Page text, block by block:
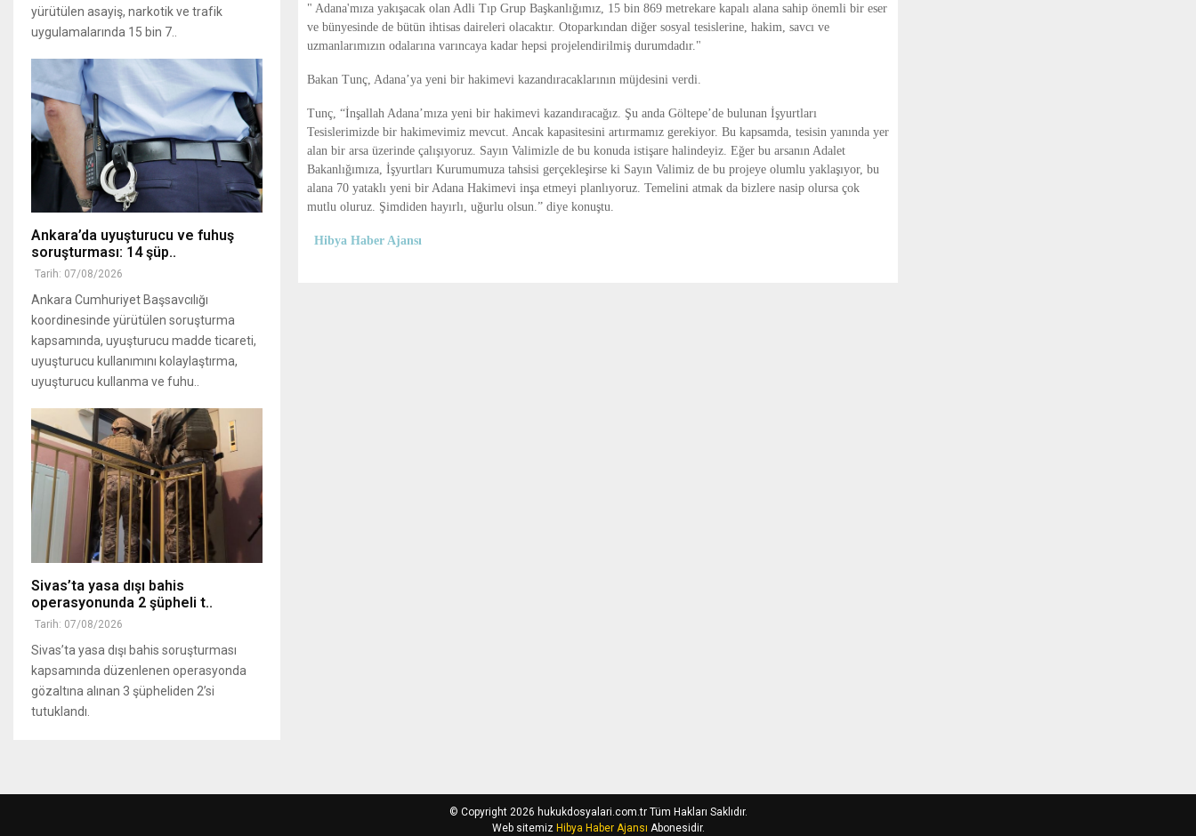
" Adana'mıza yakışacak olan Adli Tıp Grup Başkanlığımız, 15 bin 869 metrekare kapalı alana sahip önemli bir eser
ve bünyesinde de bütün ihtisas daireleri olacaktır. Otoparkından diğer sosyal tesislerine, hakim, savcı ve
uzmanlarımızın odalarına varıncaya kadar hepsi projelendirilmiş durumdadır."
Bakan Tunç, Adana’ya yeni bir hakimevi kazandıracaklarının müjdesini verdi.
Tunç, “İnşallah Adana’mıza yeni bir hakimevi kazandıracağız. Şu anda Göltepe’de bulunan İşyurtları
Tesislerimizde bir hakimevimiz mevcut. Ancak kapasitesini artırmamız gerekiyor. Bu kapsamda, tesisin yanında yer
alan bir arsa üzerinde çalışıyoruz. Sayın Valimizle de bu konuda istişare halindeyiz. Eğer bu arsanın Adalet
Bakanlığımıza, İşyurtları Kurumumuza tahsisi gerçekleşirse ki Sayın Valimiz de bu projeye olumlu yaklaşıyor, bu
alana 70 yataklı yeni bir Adana Hakimevi inşa etmeyi planlıyoruz. Temelini atmak da bizlere nasip olursa çok
mutlu oluruz. Şimdiden hayırlı, uğurlu olsun.” diye konuştu.
Hibya Haber Ajansı
yürütülen asayiş, narkotik ve trafik
uygulamalarında 15 bin 7..
Ankara’da uyuşturucu ve fuhuş
soruşturması: 14 şüp..
Tarih: 07/08/2026
Ankara Cumhuriyet Başsavcılığı
koordinesinde yürütülen soruşturma
kapsamında, uyuşturucu madde ticareti,
uyuşturucu kullanımını kolaylaştırma,
uyuşturucu kullanma ve fuhu..
Sivas’ta yasa dışı bahis
operasyonunda 2 şüpheli t..
Tarih: 07/08/2026
Sivas’ta yasa dışı bahis soruşturması
kapsamında düzenlenen operasyonda
gözaltına alınan 3 şüpheliden 2’si
tutuklandı.
© Copyright 2026 hukukdosyalari.com.tr Tüm Hakları Saklıdır.
Web sitemiz Hibya Haber Ajansı Abonesidir.